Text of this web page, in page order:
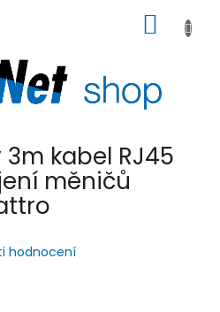
KOŠÍK
kabel RJ45
měničů
hodnocení